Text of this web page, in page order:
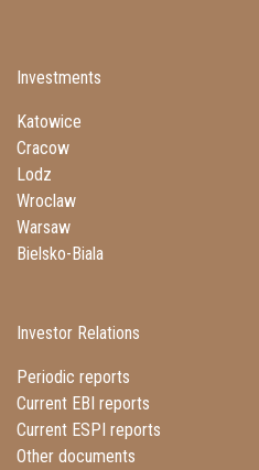
Investments
Katowice
Cracow
Lodz
Wroclaw
Warsaw
Bielsko-Biala
Investor Relations
Periodic reports
Current EBI reports
Current ESPI reports
Other documents